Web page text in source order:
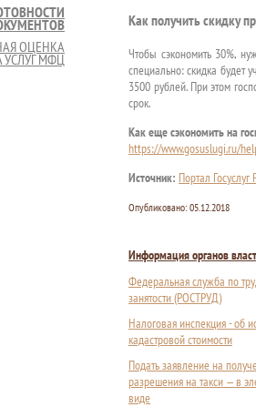
ОЦЕНКА
УСЛУГ МФЦ
Как получить скидку
Чтобы сэкономить 30%,
специально: скидка будет
3500 рублей. При этом
срок.
Как еще сэкономить на
https://www.gosuslugi.ru/
Источник: Портал Госуслуг
Опубликовано: 05.12.2018
Информация органов
Федеральная служба по
занятости (РОСТРУД)
Налоговая инспекция - об
кадастровой стоимости
Подать заявление на
разрешения на такси — в
виде